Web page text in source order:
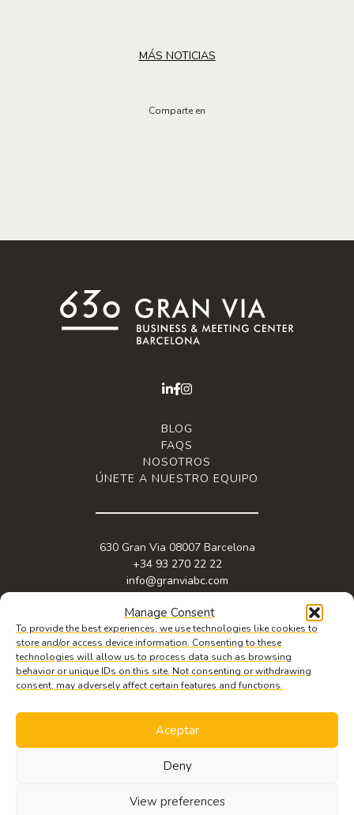
Manage Consent
To provide the best experiences, we use technologies like cookies to
store and/or access device information. Consenting to these
technologies will allow us to process data such as browsing
behavior or unique IDs on this site. Not consenting or withdrawing
consent, may adversely affect certain features and functions.
Aceptar
Deny
View preferences
MÁS NOTICIAS
Comparte en
BLOG
FAQS
NOSOTROS
ÚNETE A NUESTRO EQUIPO
630 Gran Via 08007 Barcelona
+34 93 270 22 22
info@granviabc.com
© 2026 Copyright Gran Via Business & Meeting Center. Web design by